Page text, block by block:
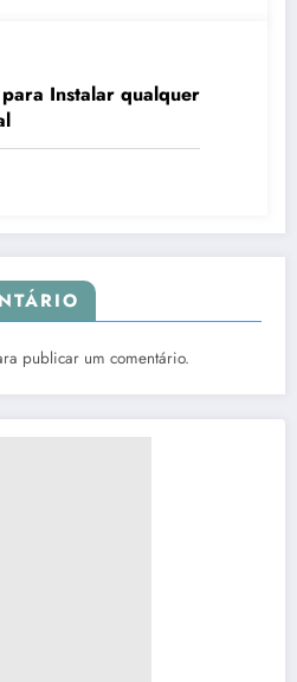
Instalar qualquer
publicar um comentário.